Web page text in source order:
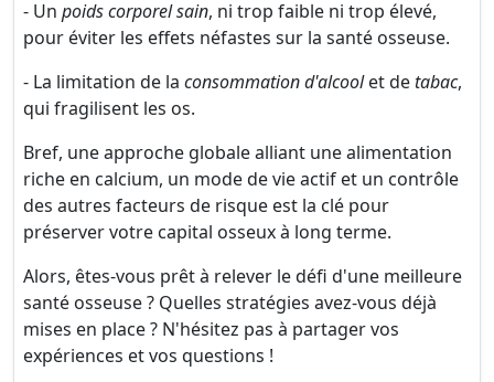
- Un poids corporel sain, ni trop faible ni trop élevé,
pour éviter les effets néfastes sur la santé osseuse.
- La limitation de la consommation d'alcoolet detabac,
qui fragilisent les os.
Bref, une approche globale alliant une alimentation
riche en calcium, un mode de vie actif et un contrôle
des autres facteurs de risque est la clé pour
préserver votre capital osseux à long terme.
Alors, êtes-vous prêt à relever le défi d'une meilleure
santé osseuse ? Quelles stratégies avez-vous déjà
mises en place ? N'hésitez pas à partager vos
expériences et vos questions !